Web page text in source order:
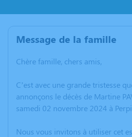
Message de la famille
Chère famille, chers amis,
C’est avec une grande tristesse
annonçons le décès de Martine
samedi 02 novembre 2024 à
Nous vous invitons à utiliser cet